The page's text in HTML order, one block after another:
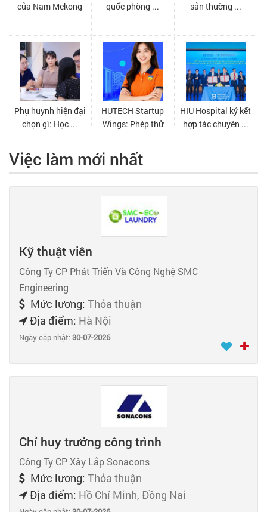
Việc làm mới nhất
Kỹ thuật viên
Công Ty CP Phát Triển Và Công Nghệ SMC
Engineering
Mức lương: Thỏa thuận
Địa điểm: Hà Nội
Ngày cập nhật:30-07-2026
Chỉ huy trưởng công trình
Công Ty CP Xây Lắp Sonacons
Mức lương: Thỏa thuận
Địa điểm: Hồ Chí Minh, Đồng Nai